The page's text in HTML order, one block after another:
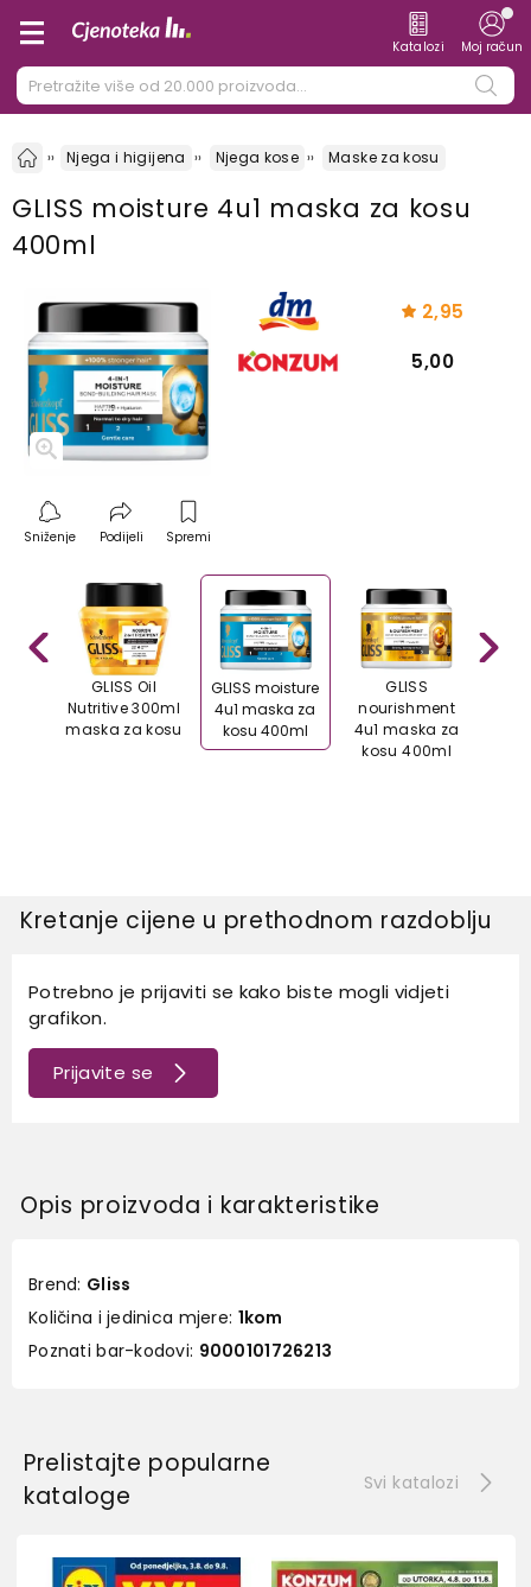
Katalozi Moj račun
Njega i higijena Njega kose Maske za kosu
GLISS moisture 4u1 maska za kosu
400ml
Sniženje Podijeli Spremi
2,95
5,00
GLISS Oil
Nutritive 300ml
maska za kosu
GLISS moisture
4u1 maska za
kosu 400ml
GLISS
nourishment
4u1 maska za
kosu 400ml
Kretanje cijene u prethodnom razdoblju
Potrebno je prijaviti se kako biste mogli vidjeti
grafikon.
Prijavite se
Opis proizvoda i karakteristike
Brend: Gliss
Količina i jedinica mjere: 1kom
Poznati bar-kodovi: 9000101726213
Prelistajte popularne
kataloge
Svi katalozi